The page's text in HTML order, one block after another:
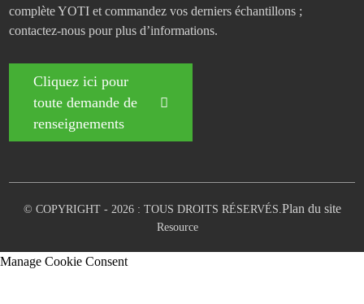
complète YOTI et commandez vos derniers échantillons ;
contactez-nous pour plus d’informations.
Cliquez ici pour
toute demande de
renseignements
© COPYRIGHT - 2026 : TOUS DROITS RÉSERVÉS.Plan du site
Resource
Manage Cookie Consent